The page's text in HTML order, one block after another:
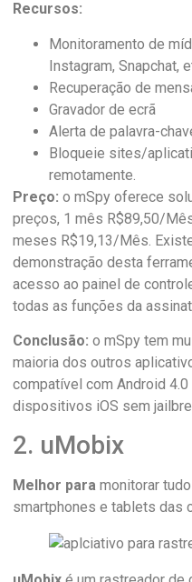
Recursos:
Monitoramento de
Instagram, Snapchat,
Recuperação de
Gravador de ecrã
Alerta de palavra-
Bloqueie sites/
remotamente.
Preço: o mSpy oferece
preços, 1 mês R$89,50/
meses R$19,13/Mês.
demonstração desta
acesso ao painel de
todas as funções da
Conclusão: o mSpy tem
maioria dos outros
compatível com Android
dispositivos iOS sem
2. uMobix
Melhor para monitorar
smartphones e tablets das